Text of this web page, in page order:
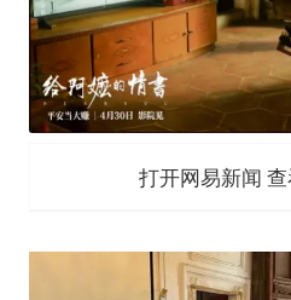
打开网易新闻